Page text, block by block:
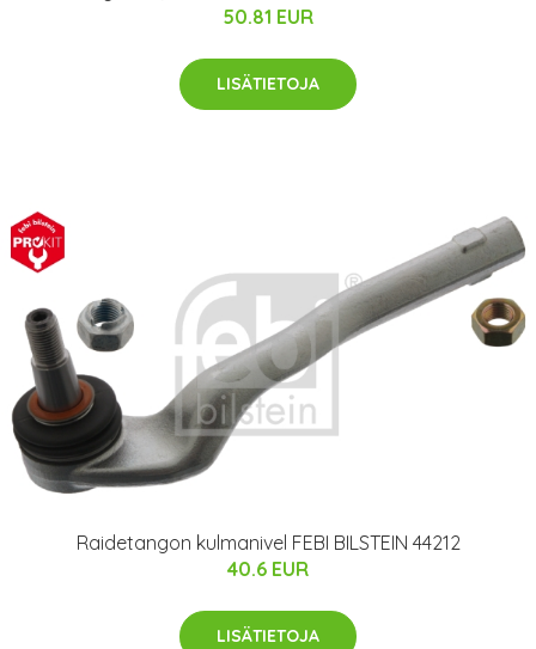
50.81 EUR
LISÄTIETOJA
Raidetangon kulmanivel FEBI BILSTEIN 44212
40.6 EUR
LISÄTIETOJA